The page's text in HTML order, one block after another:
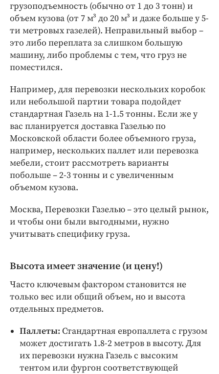
Погода
Праздники
Происшествия
Экономика и бизнес
Блоги
Издания
Медиаперсона
Интересное чтиво
Клиника года
Бренд года
Работодатель года
грузоподъемность (обычно от 1 до 3 тонн) и
объем кузова (от 7 м³ до 20 м³ и даже больше у 5-
ти метровых газелей). Неправильный выбор –
это либо переплата за слишком большую
машину, либо проблемы с тем, что груз не
поместился.
Например, для перевозки нескольких коробок
или небольшой партии товара подойдет
стандартная Газель на 1-1.5 тонны. Если же у
вас планируется доставка Газелью по
Московской области более объемного груза,
например, нескольких паллет или перевозка
мебели, стоит рассмотреть варианты
побольше – 2-3 тонны и с увеличенным
объемом кузова.
Москва, Перевозки Газелью – это целый рынок,
и чтобы они были выгодными, нужно
учитывать специфику груза.
Высота имеет значение (и цену!)
Часто ключевым фактором становится не
только вес или общий объем, но и высота
отдельных предметов.
Паллеты: Стандартная европаллета с грузом
может достигать 1.8-2 метров в высоту. Для
их перевозки нужна Газель с высоким
тентом или фургон соответствующей